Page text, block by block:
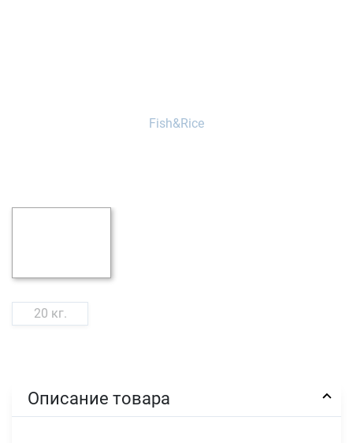
20 кг.
Описание товара